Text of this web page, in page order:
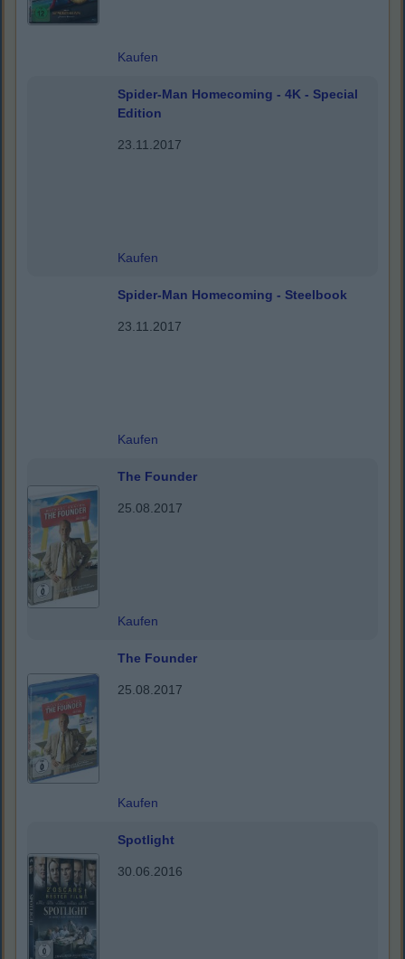
Kaufen
Spider-Man Homecoming - 4K - Special
Edition
23.11.2017
Kaufen
Spider-Man Homecoming - Steelbook
23.11.2017
Kaufen
The Founder
25.08.2017
Kaufen
The Founder
25.08.2017
Kaufen
Spotlight
30.06.2016